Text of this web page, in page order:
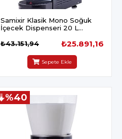
Samixir Klasik Mono Soğuk
İçecek Dispenseri 20 L
₺25.891,16
₺43.151,94
Sepete Ekle
%40